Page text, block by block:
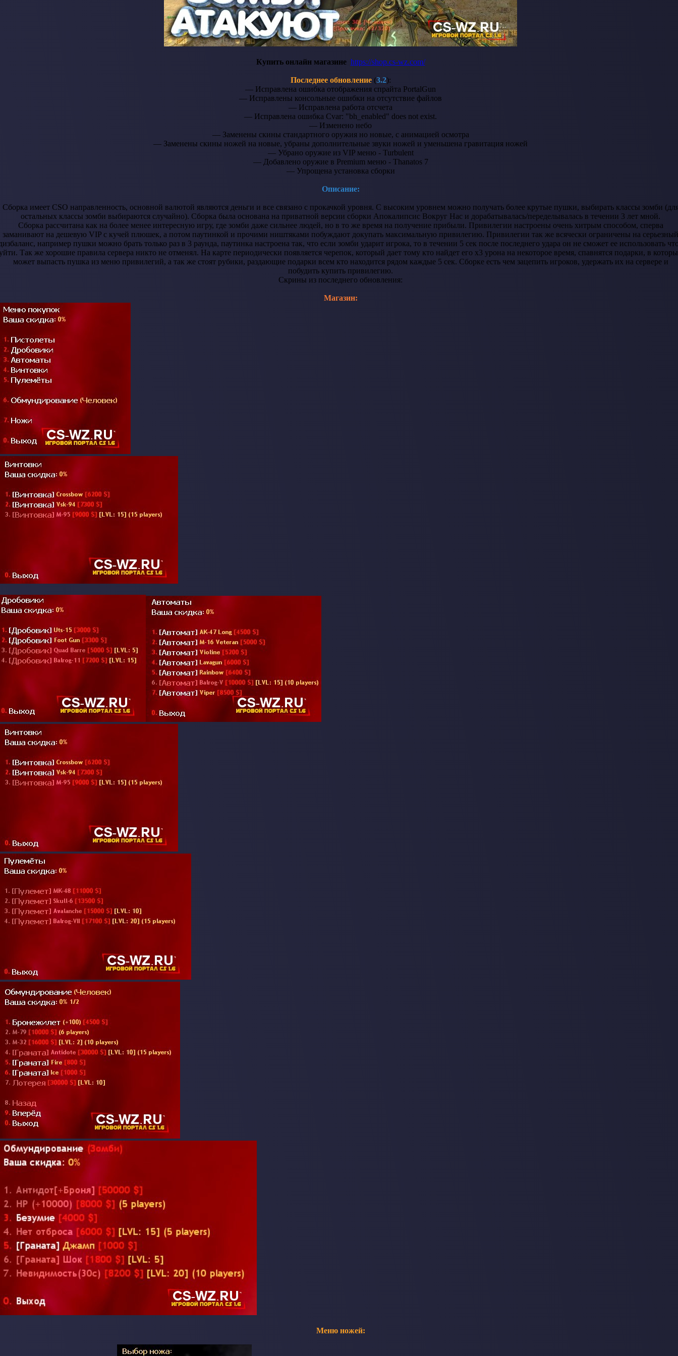
Купить онлайн магазине https://shop.cs-wz.com/
Последнее обновление(3.2):
— Исправлена ошибка отображения спрайта PortalGun
— Исправлены консольные ошибки на отсутствие файлов
— Исправлена работа отсчета
— Исправлена ошибка Cvar: "bh_enabled" does not exist.
— Изменено небо
— Заменены скины стандартного оружия но новые, с анимацией осмотра
— Заменены скины ножей на новые, убраны дополнительные звуки ножей и уменьшена гравитация ножей
— Убрано оружие из VIP меню - Turbulent
— Добавлено оружие в Premium меню - Thanatos 7
— Упрощена установка сборки
Описание:
Сборка имеет CSO направленность, основной валютой являются деньги и все связано с прокачкой уровня. С высоким уровнем можно получать более крутые пушки, выбирать классы зомби
остальных классы зомби выбираются случайно). Сборка была основана на приватной версии сборки Апокалипсис Вокруг Нас и дорабатывалась/переделывалась в течении 3 лет мной.
Сборка рассчитана как на более менее интересную игру, где зомби даже сильнее людей, но в то же время на получение прибыли. Привилегии настроены очень хитрым способом, сперва
заманивают на дешевую VIP с кучей плюшек, а потом паутинкой и прочими ништяками побуждают докупать максимальную привилегию. Привилегии так же всячески ограничены на серьезный
например пушки можно брать только раз в 3 раунда, паутинка настроена так, что если зомби ударит игрока, то в течении 5 сек после последнего удара он не сможет ее использовать
Так же хорошие правила сервера никто не отменял. На карте периодически появляется черепок, который дает тому кто найдет его х3 урона на некоторое время, спавнятся подарки, в
может выпасть пушка из меню привилегий, а так же стоят рубики, раздающие подарки всем кто находится рядом каждые 5 сек. Сборке есть чем зацепить игроков, удержать их на сервере и
побудить купить привилегию.
Скрины из последнего обновления:
Магазин:
Меню ножей: